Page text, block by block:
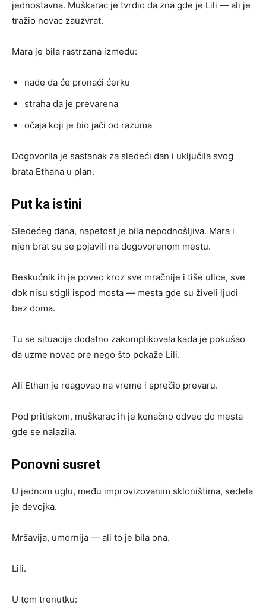
jednostavna. Muškarac je tvrdio da zna gde je Lili — ali je
tražio novac zauzvrat.
Mara je bila rastrzana između:
nade da će pronaći ćerku
straha da je prevarena
očaja koji je bio jači od razuma
Dogovorila je sastanak za sledeći dan i uključila svog
brata Ethana u plan.
Put ka istini
Sledećeg dana, napetost je bila nepodnošljiva. Mara i
njen brat su se pojavili na dogovorenom mestu.
Beskućnik ih je poveo kroz sve mračnije i tiše ulice, sve
dok nisu stigli ispod mosta — mesta gde su živeli ljudi
bez doma.
Tu se situacija dodatno zakomplikovala kada je pokušao
da uzme novac pre nego što pokaže Lili.
Ali Ethan je reagovao na vreme i sprečio prevaru.
Pod pritiskom, muškarac ih je konačno odveo do mesta
gde se nalazila.
Ponovni susret
U jednom uglu, među improvizovanim skloništima, sedela
je devojka.
Mršavija, umornija — ali to je bila ona.
Lili.
U tom trenutku: